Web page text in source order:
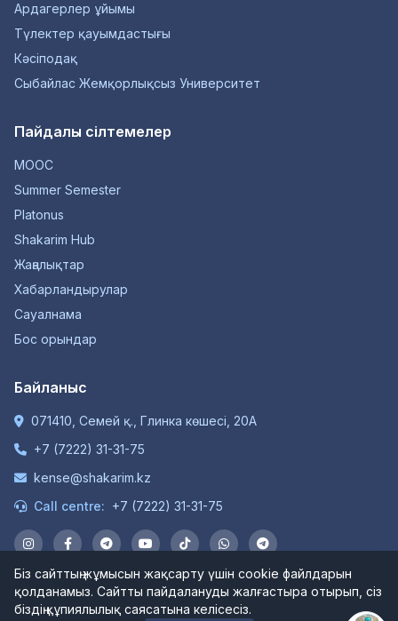
Ардагерлер ұйымы
Түлектер қауымдастығы
Кәсіподақ
Сыбайлас Жемқорлықсыз Университет
Пайдалы сілтемелер
MOOC
Summer Semester
Platonus
Shakarim Hub
Жаңалықтар
Хабарландырулар
Сауалнама
Бос орындар
Байланыс
071410, Семей қ., Глинка көшесі, 20А
+7 (7222) 31-31-75
kense@shakarim.kz
Call centre: +7 (7222) 31-31-75
© 1934-2026 "Шәкәрім Университет" КЕАҚ. Барлық
құқықтар қорғалған.
Біз сайттың жұмысын жақсарту үшін cookie файлдарын
қолданамыз. Сайтты пайдалануды жалғастыра отырып, сіз
біздің құпиялылық саясатына келісесіз.